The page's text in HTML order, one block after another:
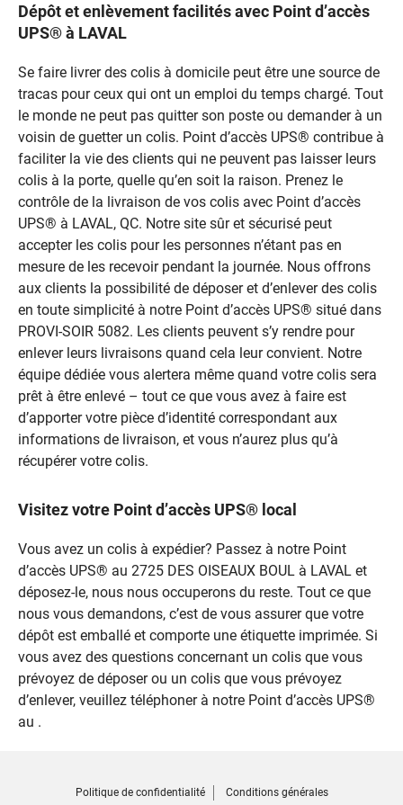
Dépôt et enlèvement facilités avec Point d’accès
UPS® à LAVAL
Se faire livrer des colis à domicile peut être une source de
tracas pour ceux qui ont un emploi du temps chargé. Tout
le monde ne peut pas quitter son poste ou demander à un
voisin de guetter un colis. Point d’accès UPS® contribue à
faciliter la vie des clients qui ne peuvent pas laisser leurs
colis à la porte, quelle qu’en soit la raison. Prenez le
contrôle de la livraison de vos colis avec Point d’accès
UPS® à LAVAL, QC. Notre site sûr et sécurisé peut
accepter les colis pour les personnes n’étant pas en
mesure de les recevoir pendant la journée. Nous offrons
aux clients la possibilité de déposer et d’enlever des colis
en toute simplicité à notre Point d’accès UPS® situé dans
PROVI-SOIR 5082. Les clients peuvent s’y rendre pour
enlever leurs livraisons quand cela leur convient. Notre
équipe dédiée vous alertera même quand votre colis sera
prêt à être enlevé – tout ce que vous avez à faire est
d’apporter votre pièce d’identité correspondant aux
informations de livraison, et vous n’aurez plus qu’à
récupérer votre colis.
Visitez votre Point d’accès UPS® local
Vous avez un colis à expédier? Passez à notre Point
d’accès UPS® au 2725 DES OISEAUX BOUL à LAVAL et
déposez-le, nous nous occuperons du reste. Tout ce que
nous vous demandons, c’est de vous assurer que votre
dépôt est emballé et comporte une étiquette imprimée. Si
vous avez des questions concernant un colis que vous
prévoyez de déposer ou un colis que vous prévoyez
d’enlever, veuillez téléphoner à notre Point d’accès UPS®
au .
Politique de confidentialité Conditions générales